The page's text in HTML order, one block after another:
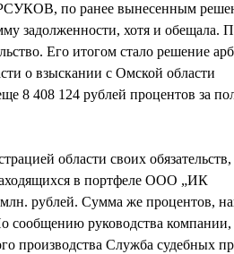
по ранее вынесенным
задолженности, хотя и обещала.
Его итогом стало решение
о взыскании с Омской области
8 408 124 рублей процентов за
области своих обязательств,
в портфеле ООО „ИК
рублей. Сумма же процентов,
сообщению руководства компании,
производства Служба судебных